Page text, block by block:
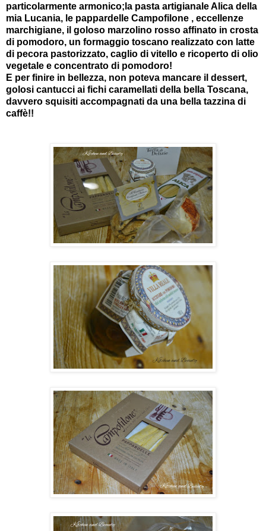
particolarmente armonico;l a pasta artigianale Alica della
mia Lucania, le pappardelle Campofilone , eccellenze
marchigiane, il goloso marzolino rosso affinato in crosta
di pomodoro, un formaggio toscano realizzato con latte
di pecora pastorizzato, caglio di vitello e ricoperto di olio
vegetale e concentrato di pomodoro!
E per finire in bellezza, non poteva mancare il dessert,
golosi cantucci ai fichi caramellati della bella Toscana,
davvero squisiti accompagnati da una bella tazzina di
caffè!!